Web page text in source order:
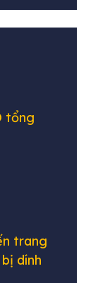
tổng
trang
dính